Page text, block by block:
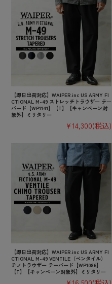
【即日出荷対応】WAIPER.inc US ARMY FI
CTIONAL M-49 ストレッチトラウザー テー
パード【WP1141】【T】【キャンペーン対
象外】ミリタリー
¥14,300(税込)
【即日出荷対応】WAIPER.inc US ARMY FI
CTIONAL M-49 VENTILE（ベンタイル）
チノトラウザー テーパード【WP1086】
【T】【キャンペーン対象外】ミリタリー